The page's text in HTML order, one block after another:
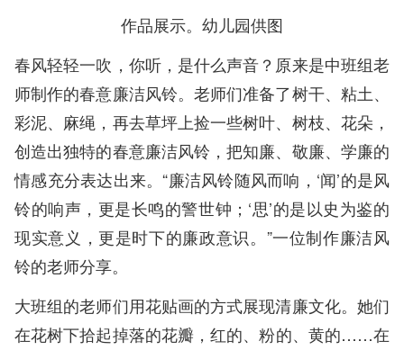
作品展示。幼儿园供图
春风轻轻一吹，你听，是什么声音？原来是中班组老
师制作的春意廉洁风铃。老师们准备了树干、粘土、
彩泥、麻绳，再去草坪上捡一些树叶、树枝、花朵，
创造出独特的春意廉洁风铃，把知廉、敬廉、学廉的
情感充分表达出来。“廉洁风铃随风而响，‘闻’的是风
铃的响声，更是长鸣的警世钟；‘思’的是以史为鉴的
现实意义，更是时下的廉政意识。”一位制作廉洁风
铃的老师分享。
大班组的老师们用花贴画的方式展现清廉文化。她们
在花树下拾起掉落的花瓣，红的、粉的、黄的……在